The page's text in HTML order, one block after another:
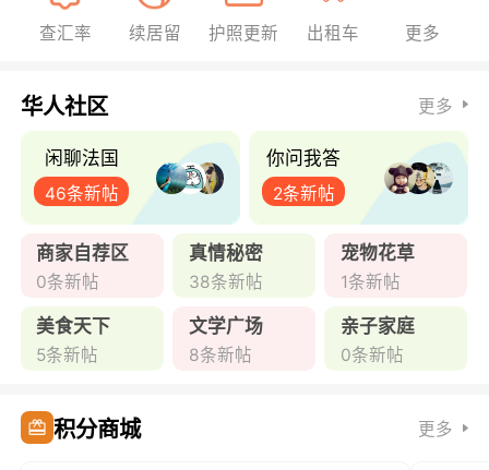
查汇率 续居留 护照更新 出租车 更多
华人社区 更多
闲聊法国
46条新帖
你问我答
2条新帖
商家自荐区
0条新帖
真情秘密
38条新帖
宠物花草
1条新帖
美食天下
5条新帖
文学广场
8条新帖
亲子家庭
0条新帖
积分商城 更多